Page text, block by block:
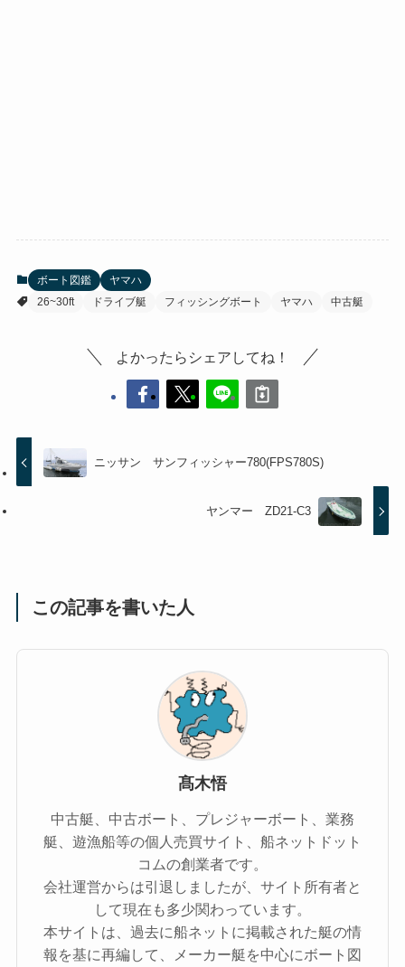
ボート図鑑
ヤマハ
26~30ft
ドライブ艇 フィッシングボート ヤマハ 中古艇
よかったらシェアしてね！
ニッサン サンフィッシャー780(FPS780S)
ヤンマー ZD21-C3
この記事を書いた人
髙木悟
中古艇、中古ボート、プレジャーボート、業務
艇、遊漁船等の個人売買サイト、船ネットドット
コムの創業者です。
会社運営からは引退しましたが、サイト所有者と
して現在も多少関わっています。
本サイトは、過去に船ネットに掲載された艇の情
報を基に再編して、メーカー艇を中心にボート図